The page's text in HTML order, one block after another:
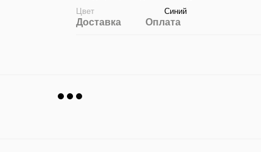
Цвет
Синий
Доставка Оплата